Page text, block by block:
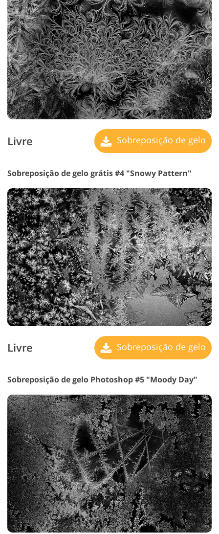
Livre Sobreposição de gelo
Sobreposição de gelo grátis #4 "Snowy Pattern"
Livre Sobreposição de gelo
Sobreposição de gelo Photoshop #5 "Moody Day"